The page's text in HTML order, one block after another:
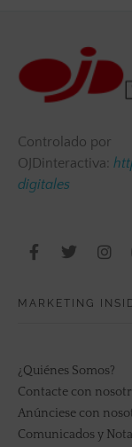
Controlado por
OJDinteractiva:
digitales
MARKETING
¿Quiénes Somos?
Contacte con
Anúnciese con
Comunicados y